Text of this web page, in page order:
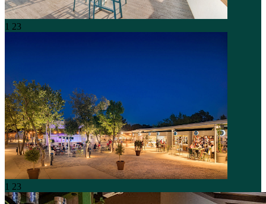
1 23
1 23